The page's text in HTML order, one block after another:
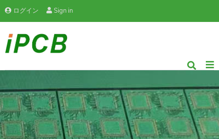
ログイン Sign in